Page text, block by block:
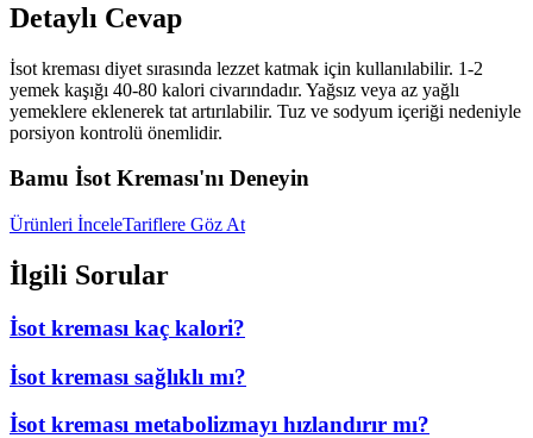
Detaylı Cevap
İsot kreması diyet sırasında lezzet katmak için kullanılabilir. 1-2
yemek kaşığı 40-80 kalori civarındadır. Yağsız veya az yağlı
yemeklere eklenerek tat artırılabilir. Tuz ve sodyum içeriği nedeniyle
porsiyon kontrolü önemlidir.
Bamu İsot Kreması'nı Deneyin
Ürünleri İnceleTariflere Göz At
İlgili Sorular
İsot kreması kaç kalori?
İsot kreması sağlıklı mı?
İsot kreması metabolizmayı hızlandırır mı?